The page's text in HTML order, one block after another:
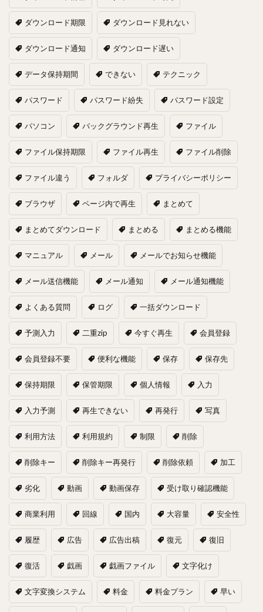
ダウンロード期限 ダウンロード見れない
ダウンロード通知 ダウンロード遅い
データ保持期間 できない テクニック
パスワード パスワード紛失 パスワード設定
パソコン バックグラウンド再生 ファイル
ファイル保持期限 ファイル再生 ファイル削除
ファイル違う フォルダ プライバシーポリシー
ブラウザ ページ内で再生 まとめて
まとめてダウンロード まとめる まとめる機能
マニュアル メール メールでお知らせ機能
メール送信機能 メール通知 メール通知機能
よくある質問 ログ 一括ダウンロード
予測入力 二重zip 今すぐ再生 会員登録
会員登録不要 便利な機能 保存 保存先
保持期限 保管期限 個人情報 入力
入力予測 再生できない 再発行 写真
利用方法 利用規約 制限 削除
削除キー 削除キー再発行 削除依頼 加工
劣化 動画 動画保存 受け取り確認機能
商業利用 回線 国内 大容量 安全性
履歴 広告 広告出稿 復元 復旧
復活 戯画 戯画ファイル 文字化け
文字変換システム 料金 料金プラン 早い